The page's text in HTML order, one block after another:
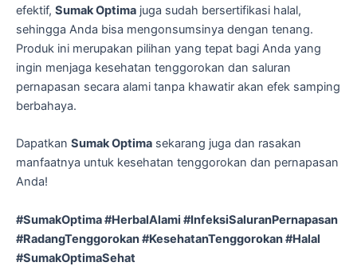
efektif, Sumak Optima juga sudah bersertifikasi halal,
sehingga Anda bisa mengonsumsinya dengan tenang.
Produk ini merupakan pilihan yang tepat bagi Anda yang
ingin menjaga kesehatan tenggorokan dan saluran
pernapasan secara alami tanpa khawatir akan efek samping
berbahaya.
Dapatkan Sumak Optima sekarang juga dan rasakan
manfaatnya untuk kesehatan tenggorokan dan pernapasan
Anda!
#SumakOptima #HerbalAlami #InfeksiSaluranPernapasan
#RadangTenggorokan #KesehatanTenggorokan #Halal
#SumakOptimaSehat